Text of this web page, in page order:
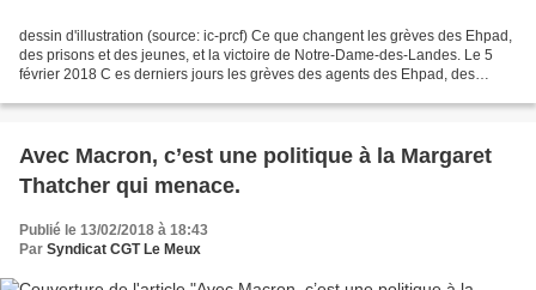
dessin d'illustration (source: ic-prcf) Ce que changent les grèves des Ehpad,
des prisons et des jeunes, et la victoire de Notre-Dame-des-Landes. Le 5
février 2018 C es derniers jours les grèves des agents des Ehpad, des
Avec Macron, c’est une politique à la Margaret
Thatcher qui menace.
Publié le 13/02/2018 à 18:43
Par Syndicat CGT Le Meux